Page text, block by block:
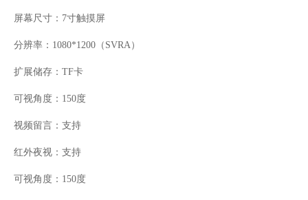
屏幕尺寸： 7寸触摸屏
分辨率： 1080*1200 （ SVRA）
扩展储存： TF卡
可视角度： 150度
视频留言：支持
红外夜视：支持
可视角度： 150度